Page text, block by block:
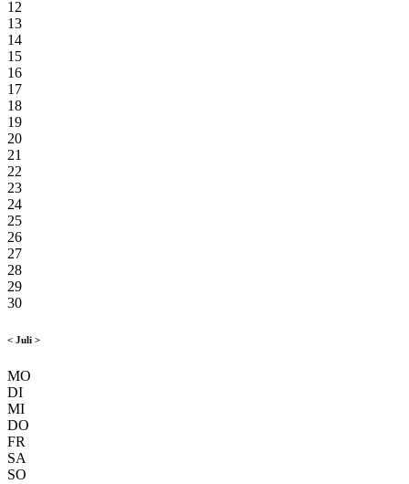
12
13
14
15
16
17
18
19
20
21
22
23
24
25
26
27
28
29
30
< Juli >
MO
DI
MI
DO
FR
SA
SO